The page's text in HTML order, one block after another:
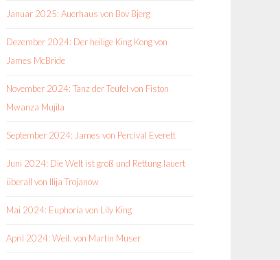
Januar 2025: Auerhaus von Bov Bjerg
Dezember 2024: Der heilige King Kong von
James McBride
November 2024: Tanz der Teufel von Fiston
Mwanza Mujila
September 2024: James von Percival Everett
Juni 2024: Die Welt ist groß und Rettung lauert
überall von Ilija Trojanow
Mai 2024: Euphoria von Lily King
April 2024: Weil. von Martin Muser